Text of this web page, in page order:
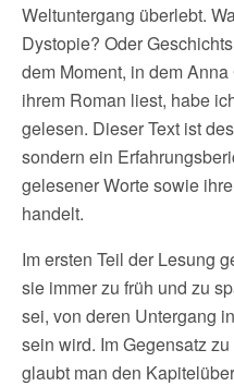
Weltuntergang überlebt.
Dystopie? Oder
dem Moment, in dem
ihrem Roman liest, habe
gelesen. Dieser Text ist
sondern ein
gelesener Worte sowie
handelt.
Im ersten Teil der Lesung
sie immer zu früh und zu
sei, von deren Untergang
sein wird. Im Gegensatz
glaubt man den